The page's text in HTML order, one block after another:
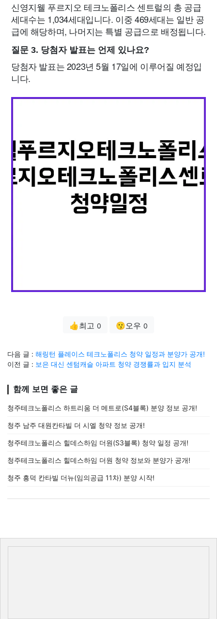
신영지웰 푸르지오 테크노폴리스 센트럴의 총 공급
세대수는 1,034세대입니다. 이중 469세대는 일반 공
급에 해당하며, 나머지는 특별 공급으로 배정됩니다.
질문 3. 당첨자 발표는 언제 있나요?
당첨자 발표는 2023년 5월 17일에 이루어질 예정입
니다.
👍최고 0 😗오우 0
다음 글 : 해링턴 플레이스 테크노폴리스 청약 일정과 분양가 공개!
이전 글 : 보은 대신 센텀캐슬 아파트 청약 경쟁률과 입지 분석
함께 보면 좋은 글
청주테크노폴리스 하트리움 더 메트로(S4블록) 분양 정보 공개!
청주 남주 대원칸타빌 더 시엘 청약 정보 공개!
청주테크노폴리스 힐데스하임 더원(S3블록) 청약 일정 공개!
청주테크노폴리스 힐데스하임 더원 청약 정보와 분양가 공개!
청주 흥덕 칸타빌 더뉴(임의공급 11차) 분양 시작!